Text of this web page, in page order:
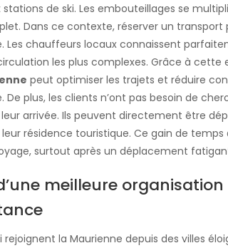
de ski. Les embouteillages se
Dans ce contexte, réserver un transport
Les chauffeurs locaux connaissent
les plus complexes. Grâce à cette
peut optimiser les trajets et réduire
De plus, les clients n’ont pas besoin de
arrivée. Ils peuvent directement être
résidence touristique. Ce gain de
surtout après un déplacement
meilleure
rejoignent la Maurienne depuis des villes